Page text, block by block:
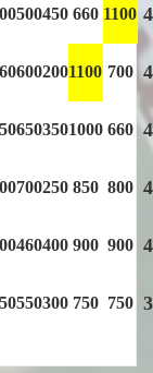
500450 660 1100
6002001100 700
6503501000 660
700250 850 800
460400 900 900
550300 750 750